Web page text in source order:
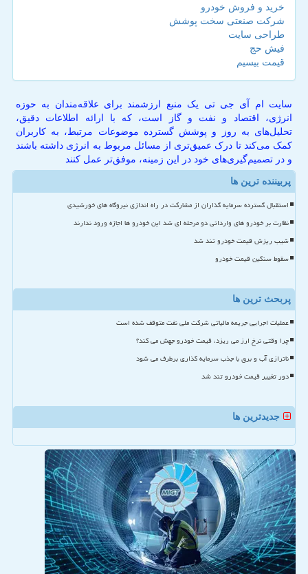
خرید و فروش خودرو
شرکت صنعتی سخت پوشش
طراحی سایت
فیش حج
قیمت بیسیم
سایت ام آی جی تی یک منبع ارزشمند برای علاقه‌مندان به حوزه
انرژی، اقتصاد و نفت و گاز است، که با ارائه اطلاعات دقیق،
تحلیل‌های به روز و پوشش گسترده موضوعات مرتبط، به کاربران
کمک می‌کند تا درک عمیق‌تری از مسائل مربوط به انرژی داشته باشند
و در تصمیم‌گیری‌های خود در این زمینه، موفق‌تر عمل کنند
پربیننده ترین ها
استقبال گسترده سرمایه گذاران از مشارکت در راه اندازی نیروگاه های خورشیدی
نظارت بر خودرو های وارداتی دو مرحله ای شد این خودرو ها اجازه ورود ندارند
شیب ریزش قیمت خودرو تند شد
سقوط سنگین قیمت خودرو
پربحث ترین ها
عملیات اجرایی جریمه مالیاتی شرکت ملی نفت متوقف شده است
چرا وقتی نرخ ارز می ریزد، قیمت خودرو جهش می کند؟
ناترازی آب و برق با جذب سرمایه گذاری برطرف می شود
دور تغییر قیمت خودرو تند شد
جدیدترین ها